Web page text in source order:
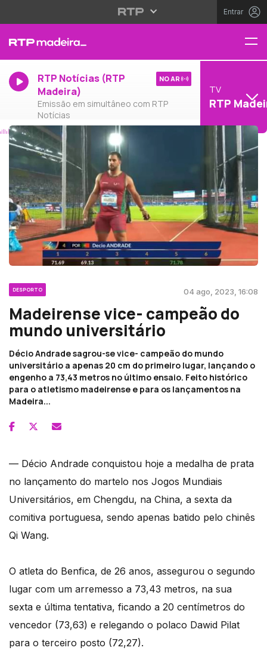
Entrar
RTP Notícias (RTP
Madeira)
Emissão em simultâneo com RTP
Notícias
NO AR
TV
RTP
DESPORTO 04 ago, 2023, 16:08
Madeirense vice- campeão do
mundo universitário
Décio Andrade sagrou-se vice- campeão do mundo
universitário a apenas 20 cm do primeiro lugar, lançando o
engenho a 73,43 metros no último ensaio. Feito histórico
para o atletismo madeirense e para os lançamentos na
Madeira...
— Décio Andrade conquistou hoje a medalha de prata
no lançamento do martelo nos Jogos Mundiais
Universitários, em Chengdu, na China, a sexta da
comitiva portuguesa, sendo apenas batido pelo chinês
Qi Wang.
O atleta do Benfica, de 26 anos, assegurou o segundo
lugar com um arremesso a 73,43 metros, na sua
sexta e última tentativa, ficando a 20 centímetros do
vencedor (73,63) e relegando o polaco Dawid Pilat
para o terceiro posto (72,27).